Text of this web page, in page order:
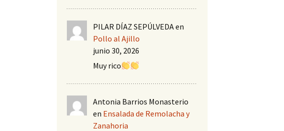
PILAR DÍAZ SEPÚLVEDAen
Pollo al Ajillo
junio 30, 2026
Muy rico
Antonia Barrios Monasterio
en Ensalada de Remolacha y
Zanahoria